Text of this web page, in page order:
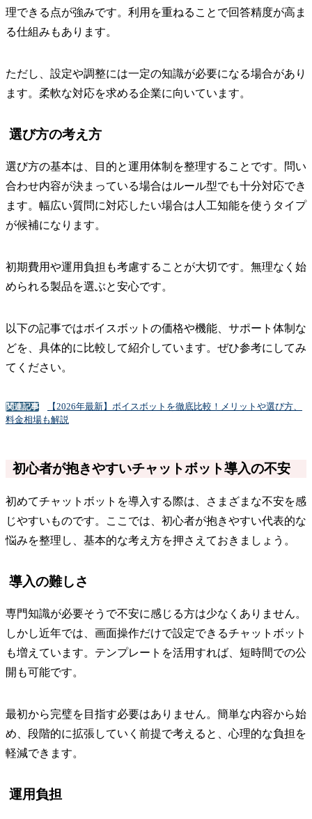
理できる点が強みです。利用を重ねることで回答精度が高ま
る仕組みもあります。
ただし、設定や調整には一定の知識が必要になる場合があり
ます。柔軟な対応を求める企業に向いています。
選び方の考え方
選び方の基本は、目的と運用体制を整理することです。問い
合わせ内容が決まっている場合はルール型でも十分対応でき
ます。幅広い質問に対応したい場合は人工知能を使うタイプ
が候補になります。
初期費用や運用負担も考慮することが大切です。無理なく始
められる製品を選ぶと安心です。
以下の記事ではボイスボットの価格や機能、サポート体制な
どを、具体的に比較して紹介しています。ぜひ参考にしてみ
てください。
関連記事
【2026年最新】ボイスボットを徹底比較！メリットや選び方、
料金相場も解説
初心者が抱きやすいチャットボット導入の不安
初めてチャットボットを導入する際は、さまざまな不安を感
じやすいものです。ここでは、初心者が抱きやすい代表的な
悩みを整理し、基本的な考え方を押さえておきましょう。
導入の難しさ
専門知識が必要そうで不安に感じる方は少なくありません。
しかし近年では、画面操作だけで設定できるチャットボット
も増えています。テンプレートを活用すれば、短時間での公
開も可能です。
最初から完璧を目指す必要はありません。簡単な内容から始
め、段階的に拡張していく前提で考えると、心理的な負担を
軽減できます。
運用負担